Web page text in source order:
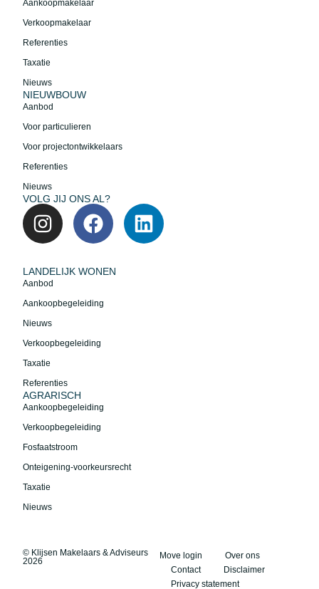
Aankoopmakelaar
Verkoopmakelaar
Referenties
Taxatie
Nieuws
NIEUWBOUW
Aanbod
Voor particulieren
Voor projectontwikkelaars
Referenties
Nieuws
VOLG JIJ ONS AL?
LANDELIJK WONEN
Aanbod
Aankoopbegeleiding
Nieuws
Verkoopbegeleiding
Taxatie
Referenties
AGRARISCH
Aankoopbegeleiding
Verkoopbegeleiding
Fosfaatstroom
Onteigening-voorkeursrecht
Taxatie
Nieuws
© Klijsen Makelaars & Adviseurs
2026
Move login
Over ons
Contact
Disclaimer
Privacy statement